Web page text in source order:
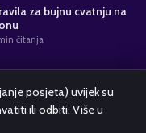
za bujnu cvatnju na
čitanja
Pravila privatnosti
posjeta) uvijek su
ili odbiti. Više u